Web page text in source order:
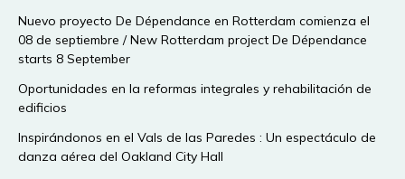
Nuevo proyecto De Dépendance en Rotterdam comienza el
08 de septiembre / New Rotterdam project De Dépendance
starts 8 September
Oportunidades en la reformas integrales y rehabilitación de
edificios
Inspirándonos en el Vals de las Paredes : Un espectáculo de
danza aérea del Oakland City Hall